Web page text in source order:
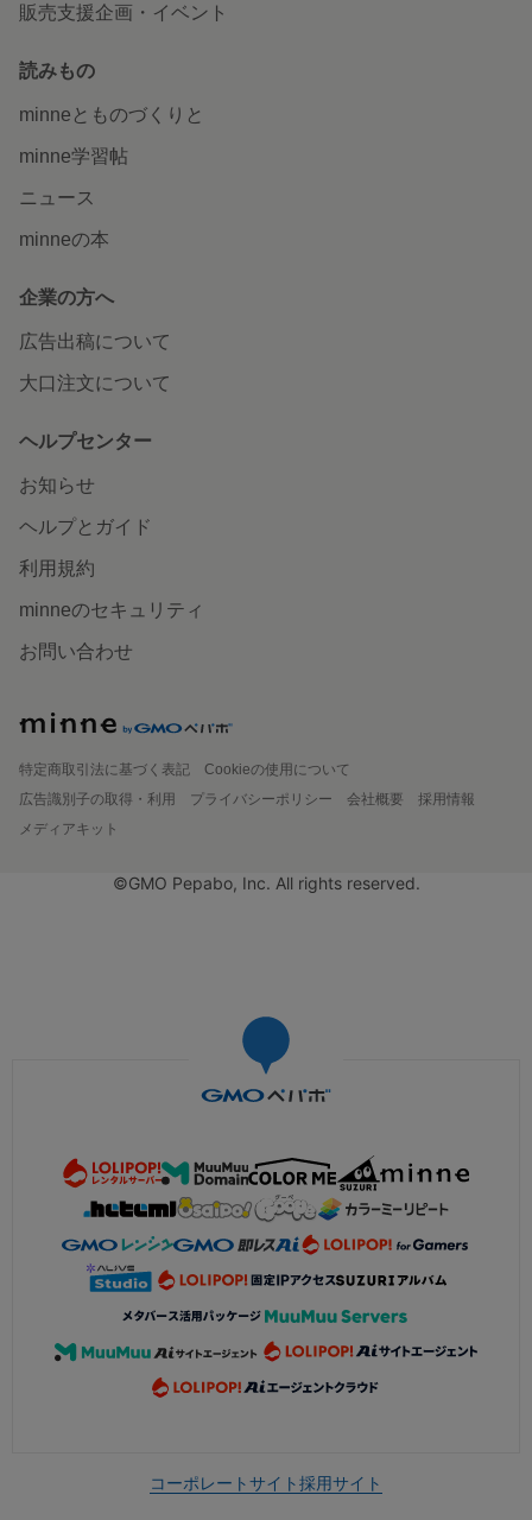
販売支援企画・イベント
読みもの
minneとものづくりと
minne学習帖
ニュース
minneの本
企業の方へ
広告出稿について
大口注文について
ヘルプセンター
お知らせ
ヘルプとガイド
利用規約
minneのセキュリティ
お問い合わせ
特定商取引法に基づく表記
Cookieの使用について
広告識別子の取得・利用
プライバシーポリシー 会社概要
採用情報
メディアキット
©GMO Pepabo, Inc. All rights reserved.
コーポレートサイト採用サイト